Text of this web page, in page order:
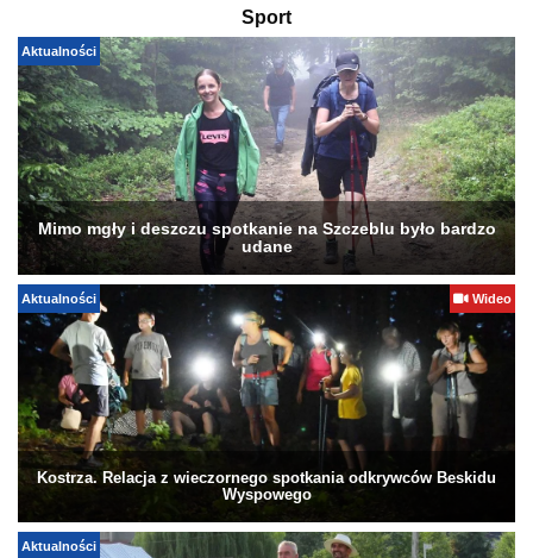
Sport
Aktualności
Mimo mgły i deszczu spotkanie na Szczeblu było bardzo
udane
Aktualności Wideo
Kostrza. Relacja z wieczornego spotkania odkrywców Beskidu
Wyspowego
Aktualności